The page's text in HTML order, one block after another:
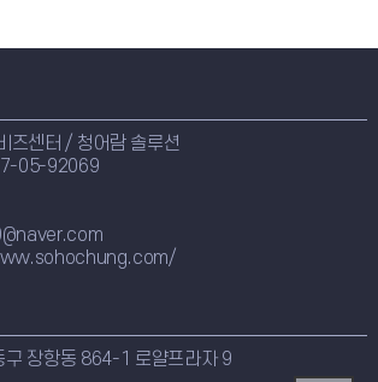
즈센터 / 청어람 솔루션
05-92069
구 장항동 864-1 로얄프라자 9